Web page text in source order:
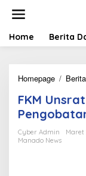
t
Home Berita
Homepage /
FKM
Cyber Admin
Maret
Manado News